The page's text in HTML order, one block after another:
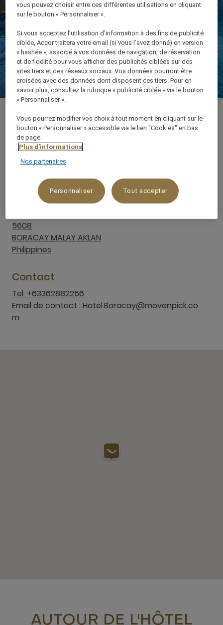
Emplacement et contact
Emplacement
5608
BORACAY MALAY AKLAN
Philippines
Contact
Tel: +63362882256
Email de contact : Hotel.Boracay@movenpick.co
m
AUTOUR DE L'HÔTEL
vous pouvez choisir entre ces différentes utilisations en cliquant
sur le bouton « Personnaliser ».
Si vous acceptez l’utilisation d’information à des fins de publicité
ciblée, Accor traitera votre email (si vous l’avez donné) en version
« hashée », associé à vos données de navigation, de réservation
et de fidélité pour vous afficher des publicités ciblées sur des
sites tiers et des réseaux sociaux. Vos données pourront être
croisées avec des données dont disposent ces tiers. Pour en
savoir plus, consultez la rubrique « publicité ciblée » via le bouton
« Personnaliser ».
Vous pourrez modifier vos choix à tout moment en cliquant sur le
bouton « Personnaliser » accessible via le lien "Cookies" en bas
de page.
Plus d'informations
Nos partenaires
Personnaliser Tout accepter